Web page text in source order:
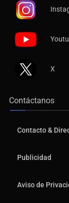
X
Contáctanos
Contacto &
Publicidad
Aviso de